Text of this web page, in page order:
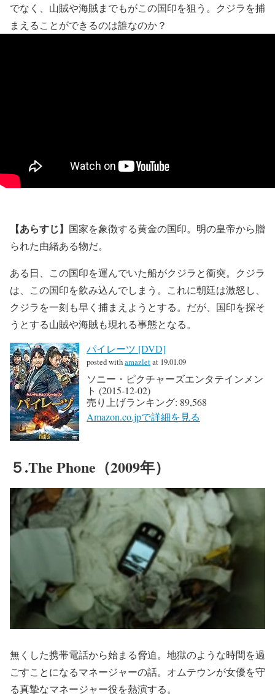
でなく、山賊や海賊までもがこの国印を狙う。クジラを捕
まえることができるのは誰なのか？
【あらすじ】 国家を象徴する黄金の国印。明の皇帝から贈
られた由緒ある物だ。
ある日、この国印を運んでいた船がクジラと衝突。クジラ
は、この国印を飲み込んでしまう。これに朝廷は激怒し、
クジラを一刻も早く捕まえようとする。だが、国印を探そ
うとする山賊や海賊も現れる事態となる。
パイレーツ [DVD]
posted withamazletat 19.01.09
ソニー・ピクチャーズエンタテインメン
ト (2015-12-02)
売り上げランキング: 89,568
Amazon.co.jpで詳細を見る
５.The Phone（2009年）
無くした携帯電話から始まる脅迫。地獄のような時間を過
ごすことになるマネージャーの話。オムテウンが女優を守
る真摯なマネージャー役を熱演する。